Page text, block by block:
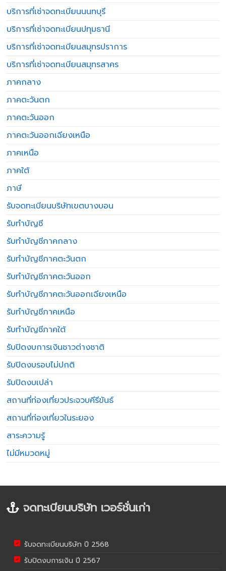
บริการที่เช่าจดทะเบียนนนทบุรี
บริการที่เช่าจดทะเบียนปทุมธานี
บริการที่เช่าจดทะเบียนสมุทรปราการ
บริการที่เช่าจดทะเบียนสมุทรสาคร
ภาคกลาง
ภาคตะวันตก
ภาคตะวันออก
ภาคตะวันออกเฉียงเหนือ
ภาคเหนือ
ภาคใต้
ภาษี
รับจดทะเบียนบริษัทเขตบางบอน
รับทำบัญชี
รับทำบัญชีภาคกลาง
รับทำบัญชีภาคตะวันตก
รับทำบัญชีภาคตะวันออก
รับทำบัญชีภาคตะวันออกเฉียงเหนือ
รับทำบัญชีภาคเหนือ
รับทำบัญชีภาคใต้
รับปิดงบการเงินชาวต่างชาติ
รับปิดงบรอบไม่ปกติ
รับปิดงบเปล่า
สถานที่ท่องเที่ยวประจวบคีรีขันธ์
สถานที่ท่องเที่ยวในระยอง
สาระความรู้
ไม่มีหมวดหมู่
จดทะเบียนบริษัท เวอร์ชั่นเก่า
รับจดทะเบียนบริษัท ปี 2568
รับปิดงบการเงิน ปี 2567